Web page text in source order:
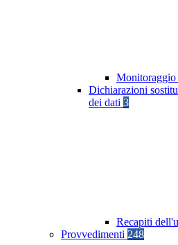
Monitoraggio
Dichiarazioni
dei dati 3
Recapiti
Provvedimenti 248